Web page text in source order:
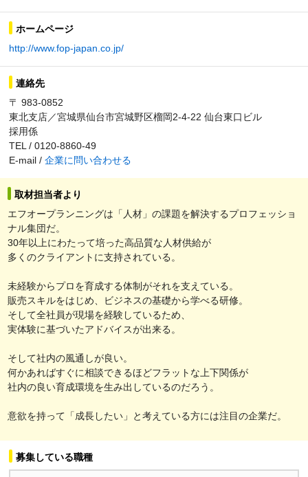
ホームページ
http://www.fop-japan.co.jp/
連絡先
〒 983-0852
東北支店／宮城県仙台市宮城野区榴岡2-4-22 仙台東口ビル
採用係
TEL / 0120-8860-49
E-mail / 企業に問い合わせる
取材担当者より
エフオープランニングは「人材」の課題を解決するプロフェッショ
ナル集団だ。
30年以上にわたって培った高品質な人材供給が
多くのクライアントに支持されている。
未経験からプロを育成する体制がそれを支えている。
販売スキルをはじめ、ビジネスの基礎から学べる研修。
そして全社員が現場を経験しているため、
実体験に基づいたアドバイスが出来る。
そして社内の風通しが良い。
何かあればすぐに相談できるほどフラットな上下関係が
社内の良い育成環境を生み出しているのだろう。
意欲を持って「成長したい」と考えている方には注目の企業だ。
募集している職種